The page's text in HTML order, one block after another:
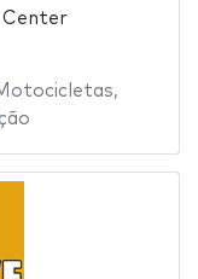
Center
,